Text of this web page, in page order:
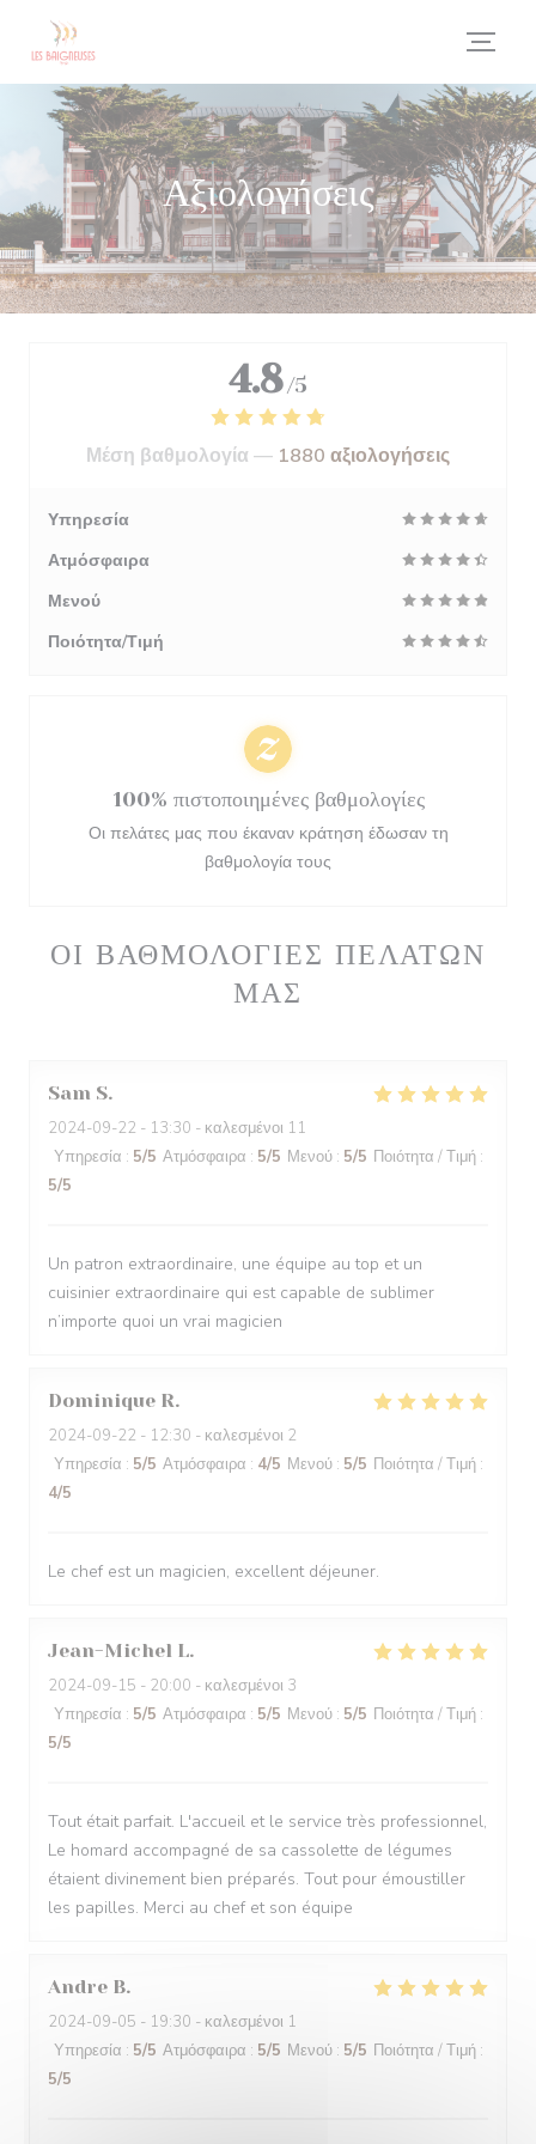
Πίνακας διαχείρισης "Μπισκότων" (Cookies)
Αξιολογήσεις
ΟΙ ΒΑΘΜΟΛΟΓΊΕΣ ΠΕΛΑΤΏΝ
ΜΑΣ
Sam S
2024-09-22 - 13:30 - καλεσμένοι 11
Υπηρεσία : 5/5 Ατμόσφαιρα : 5/5 Μενού : 5/5 Ποιότητα / Τιμή :
5/5
Un patron extraordinaire, une équipe au top et un
cuisinier extraordinaire qui est capable de sublimer
n’importe quoi un vrai magicien
Dominique R
2024-09-22 - 12:30 - καλεσμένοι 2
Υπηρεσία : 5/5 Ατμόσφαιρα : 4/5 Μενού : 5/5 Ποιότητα / Τιμή :
4/5
Le chef est un magicien, excellent déjeuner.
Jean-Michel L
2024-09-15 - 20:00 - καλεσμένοι 3
Υπηρεσία : 5/5 Ατμόσφαιρα : 5/5 Μενού : 5/5 Ποιότητα / Τιμή :
5/5
Tout était parfait. L'accueil et le service très professionnel,
Le homard accompagné de sa cassolette de légumes
étaient divinement bien préparés. Tout pour émoustiller
les papilles. Merci au chef et son équipe
Andre B
2024-09-05 - 19:30 - καλεσμένοι 1
Υπηρεσία : 5/5 Ατμόσφαιρα : 5/5 Μενού : 5/5 Ποιότητα / Τιμή :
5/5
4.8 /5
Μέση βαθμολογία — 1880 αξιολογήσεις
Υπηρεσία
Ατμόσφαιρα
Μενού
Ποιότητα/Τιμή
100% πιστοποιημένες βαθμολογίες
Οι πελάτες μας που έκαναν κράτηση έδωσαν τη
βαθμολογία τους